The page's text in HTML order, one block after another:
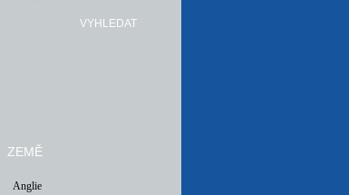
ZEMĚ
Anglie